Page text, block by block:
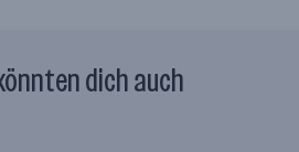
dich auch